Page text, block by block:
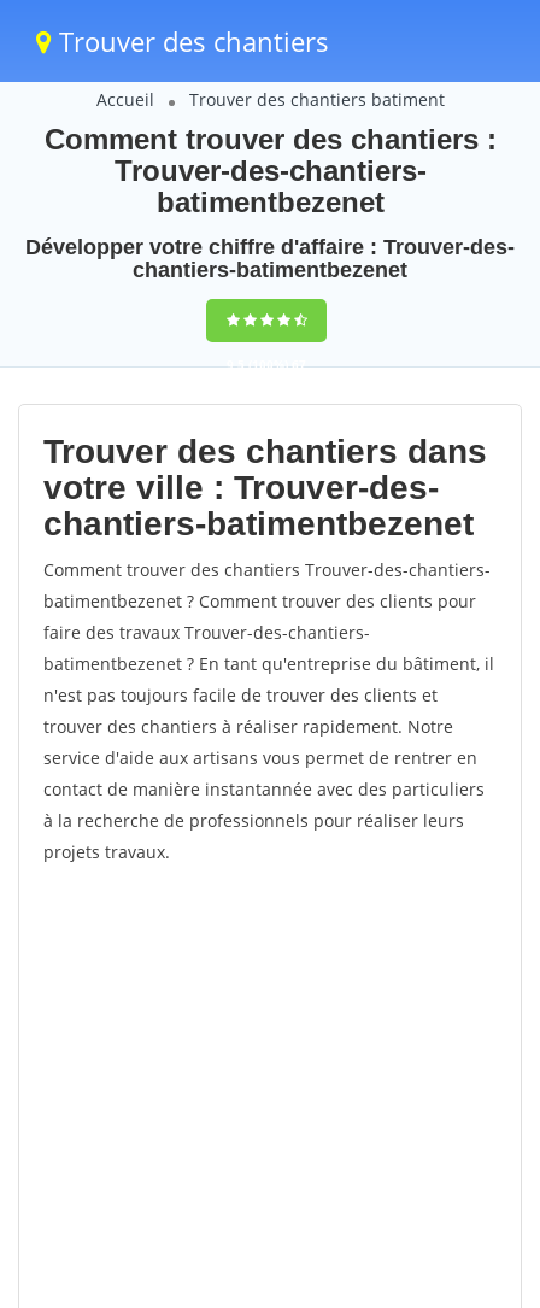
Trouver des chantiers
Accueil Trouver des chantiers batiment
Comment trouver des chantiers :
Trouver-des-chantiers-
batimentbezenet
Développer votre chiffre d'affaire : Trouver-des-
chantiers-batimentbezenet
9,5(100%)67
votes
Trouver des chantiers dans
votre ville : Trouver-des-
chantiers-batimentbezenet
Comment trouver des chantiers Trouver-des-chantiers-
batimentbezenet ? Comment trouver des clients pour
faire des travaux Trouver-des-chantiers-
batimentbezenet ? En tant qu'entreprise du bâtiment, il
n'est pas toujours facile de trouver des clients et
trouver des chantiers à réaliser rapidement. Notre
service d'aide aux artisans vous permet de rentrer en
contact de manière instantannée avec des particuliers
à la recherche de professionnels pour réaliser leurs
projets travaux.